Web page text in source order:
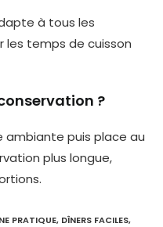
à tous les
les temps de cuisson
?
ambiante puis place au
plus longue,
PRATIQUE, DÎNERS FACILES,